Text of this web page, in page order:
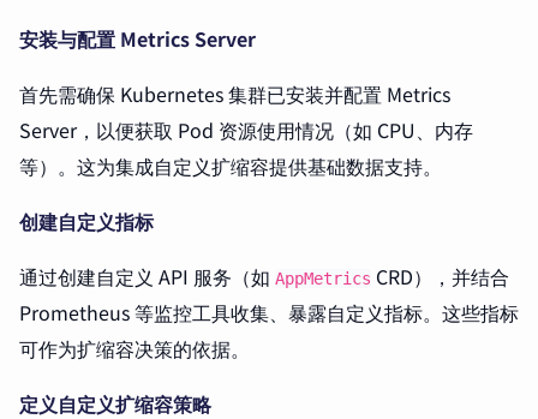
安装与配置 Metrics Server
首先需确保 Kubernetes 集群已安装并配置 Metrics
Server，以便获取 Pod 资源使用情况（如 CPU、内存
等）。这为集成自定义扩缩容提供基础数据支持。
创建自定义指标
通过创建自定义 API 服务（如 AppMetrics CRD），并结合
Prometheus 等监控工具收集、暴露自定义指标。这些指标
可作为扩缩容决策的依据。
定义自定义扩缩容策略